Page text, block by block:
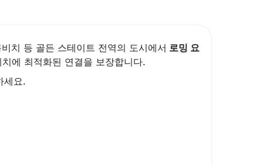
치 등 골든 스테이트 전역의 도시에서 로밍 요
에 최적화된 연결을 보장합니다.
세요.